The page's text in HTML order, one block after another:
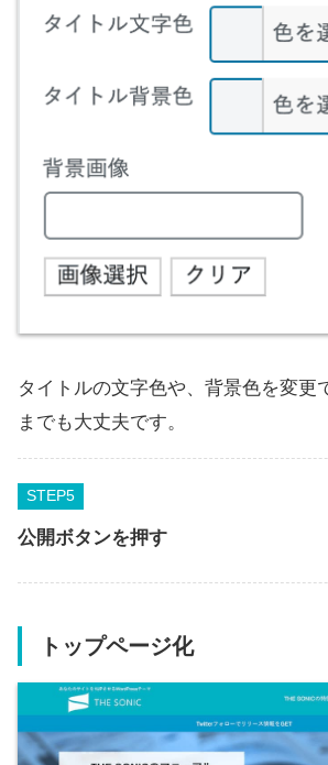
タイトルの文字色や、背景色を変更
までも大丈夫です。
STEP
公開ボタンを押す
トップページ化